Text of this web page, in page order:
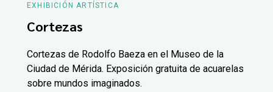
EXHIBICIÓN ARTÍSTICA
Cortezas
Cortezas de Rodolfo Baeza en el Museo de la
Ciudad de Mérida. Exposición gratuita de acuarelas
sobre mundos imaginados.